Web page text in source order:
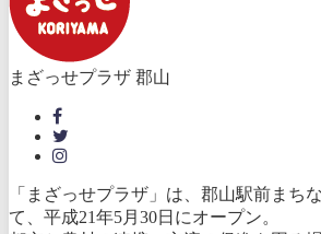
まざっせプラザ 郡山
「まざっせプラザ」は、郡山駅前まち
て、平成21年5月30日にオープン。